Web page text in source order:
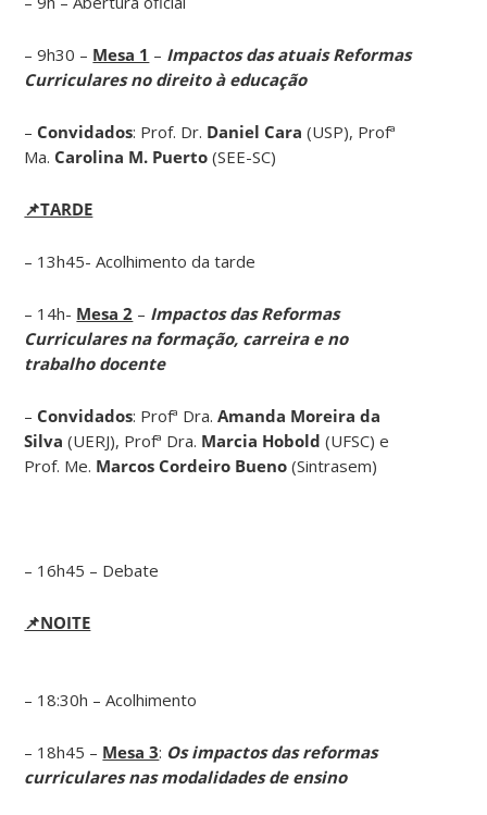
– 9h30 – Mesa 1 – Impactos das atuais Reformas
Curriculares no direito à educação
– Convidados: Prof. Dr. Daniel Cara (USP), Profª
Ma. Carolina M. Puerto (SEE-SC)
📌TARDE
– 13h45- Acolhimento da tarde
– 14h- Mesa 2 – Impactos das Reformas
Curriculares na formação, carreira e no
trabalho docente
– Convidados: Profª Dra.Amanda Moreira da
Silva (UERJ), Profª Dra. Marcia Hobold (UFSC) e
Prof. Me. Marcos Cordeiro Bueno (Sintrasem)
– 16h45 – Debate
📌NOITE
– 18:30h – Acolhimento
– 18h45 – Mesa 3: Os impactos das reformas
curriculares nas modalidades de ensino